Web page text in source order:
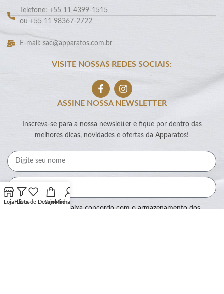
Telefone: +55 11 4399-1515
ou +55 11 98367-2722
E-mail: sac@apparatos.com.br
VISITE NOSSAS REDES SOCIAIS:
ASSINE NOSSA NEWSLETTER
Inscreva-se para a nossa newsletter e fique por dentro das
melhores dicas, novidades e ofertas da Apparatos!
Ao marcar essa caixa concordo com o armazenamento dos
Loja Filtros
Lista de Desejos
CarrinhoMinha conta